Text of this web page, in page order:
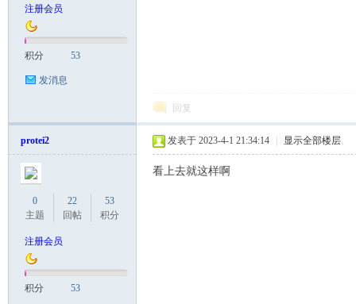
注册会员
积分 53
发消息
回复
protei2
0
主题
22
回帖
53
积分
注册会员
积分 53
发表于 2023-4-1 21:34:14 显示全部楼层
看上去就这样啊